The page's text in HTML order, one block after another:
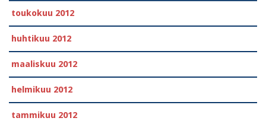
toukokuu 2012
huhtikuu 2012
maaliskuu 2012
helmikuu 2012
tammikuu 2012